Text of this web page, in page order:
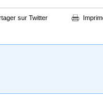
sur Twitter